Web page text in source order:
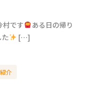
村です
ある日の帰り
[…]
介